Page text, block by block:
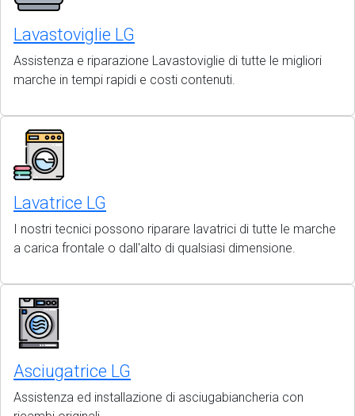
Lavastoviglie LG
Assistenza e riparazione Lavastoviglie di tutte le migliori
marche in tempi rapidi e costi contenuti.
Lavatrice LG
I nostri tecnici possono riparare lavatrici di tutte le marche
a carica frontale o dall'alto di qualsiasi dimensione.
Asciugatrice LG
Assistenza ed installazione di asciugabiancheria con